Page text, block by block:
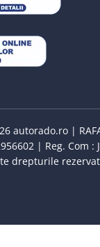
autorado.ro |
| Reg. Com :
drepturile